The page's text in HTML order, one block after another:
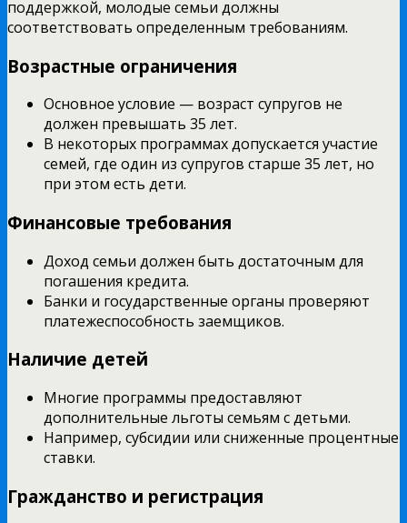
поддержкой, молодые семьи должны
соответствовать определенным требованиям.
Возрастные ограничения
Основное условие — возраст супругов не
должен превышать 35 лет.
В некоторых программах допускается участие
семей, где один из супругов старше 35 лет, но
при этом есть дети.
Финансовые требования
Доход семьи должен быть достаточным для
погашения кредита.
Банки и государственные органы проверяют
платежеспособность заемщиков.
Наличие детей
Многие программы предоставляют
дополнительные льготы семьям с детьми.
Например, субсидии или сниженные процентные
ставки.
Гражданство и регистрация